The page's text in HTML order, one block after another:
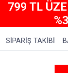
799 TL
SİPARİŞ TAKİBİ